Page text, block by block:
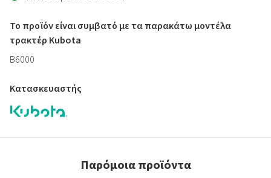
Το προϊόν είναι συμβατό με τα παρακάτω μοντέλα
τρακτέρ Kubota
B6000
Κατασκευαστής
Παρόμοια προϊόντα